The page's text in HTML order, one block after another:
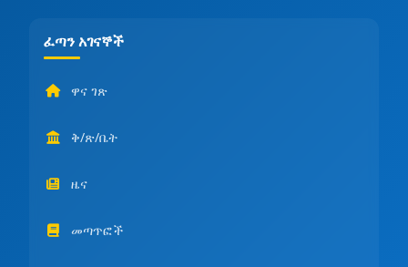
ፈጣን አገናኞች
ዋና ገጽ
ቅ/ጽ/ቤት
ዜና
መጣጥፎች